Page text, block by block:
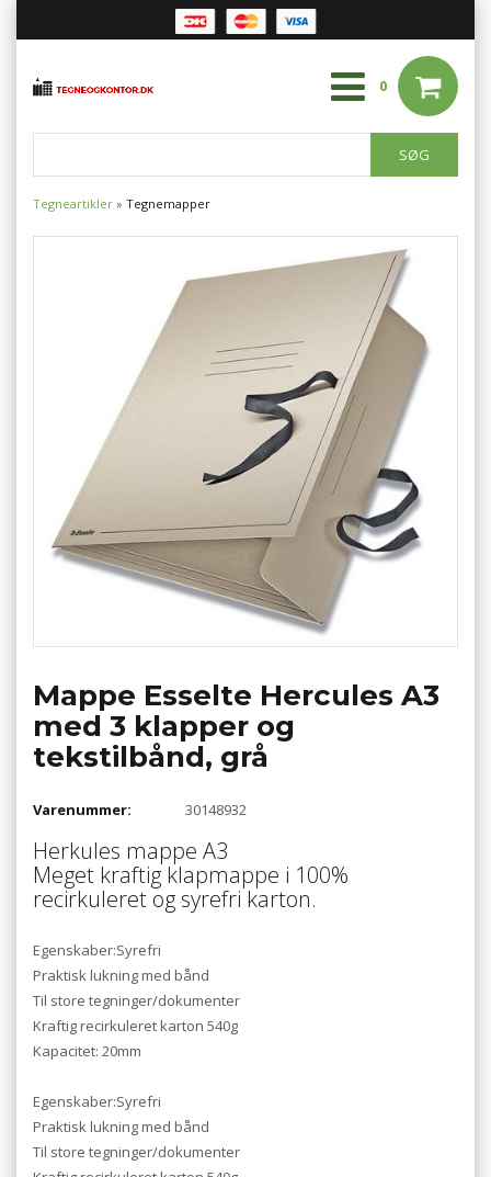
0
Tegneartikler » Tegnemapper
Mappe Esselte Hercules A3
med 3 klapper og
tekstilbånd, grå
Varenummer: 30148932
Herkules mappe A3
Meget kraftig klapmappe i 100%
recirkuleret og syrefri karton.
Egenskaber:Syrefri
Praktisk lukning med bånd
Til store tegninger/dokumenter
Kraftig recirkuleret karton 540g
Kapacitet: 20mm
Egenskaber:Syrefri
Praktisk lukning med bånd
Til store tegninger/dokumenter